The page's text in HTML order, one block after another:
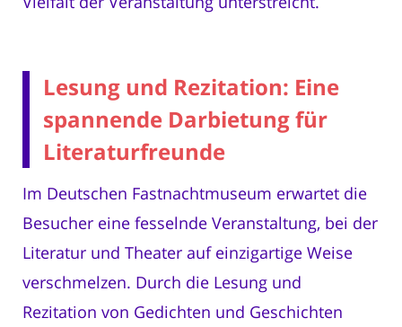
Lesung und Rezitation: Eine
spannende Darbietung für
Literaturfreunde
Im Deutschen Fastnachtmuseum erwartet die
Besucher eine fesselnde Veranstaltung, bei der
Literatur und Theater auf einzigartige Weise
verschmelzen. Durch die Lesung und
Rezitation von Gedichten und Geschichten